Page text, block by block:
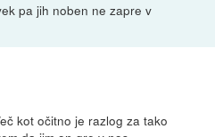
pa jih noben ne zapre v
kot očitno je razlog za tako